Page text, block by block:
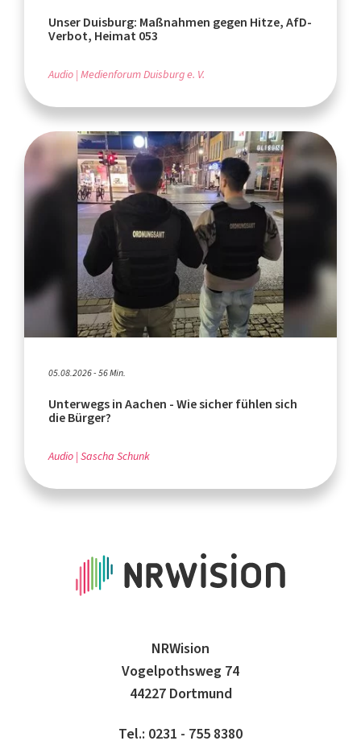
Unser Duisburg: Maßnahmen gegen Hitze, AfD-
Verbot, Heimat 053
Audio Medienforum Duisburg e. V.
05.08.2026 - 56 Min.
Unterwegs in Aachen - Wie sicher fühlen sich
die Bürger?
Audio Sascha Schunk
NRWision
Vogelpothsweg 74
44227 Dortmund
Tel.: 0231 - 755 8380